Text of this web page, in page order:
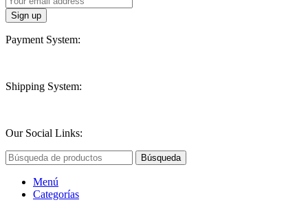
Payment System:
Shipping System:
Our Social Links:
Búsqueda
Menú
Categorías